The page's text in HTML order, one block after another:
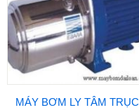
MÁY BƠM LY TÂM TRỤC